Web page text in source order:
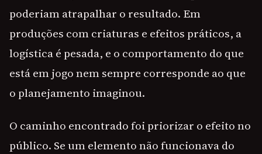
poderiam atrapalhar o resultado. Em
produções com criaturas e efeitos práticos, a
logística é pesada, e o comportamento do que
está em jogo nem sempre corresponde ao que
o planejamento imaginou.
O caminho encontrado foi priorizar o efeito no
público. Se um elemento não funcionava do